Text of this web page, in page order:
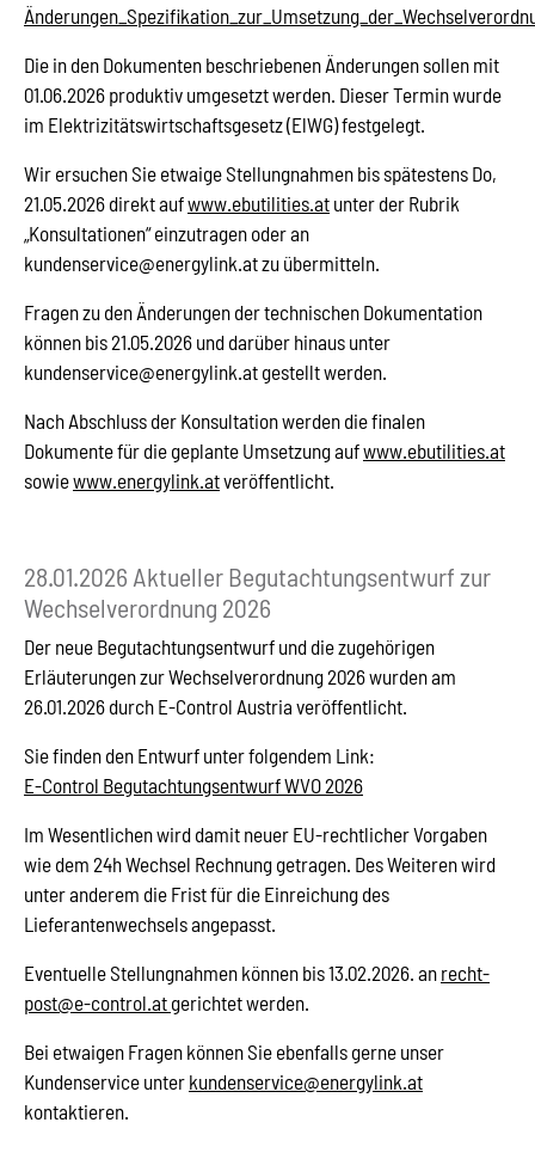
Die in den Dokumenten beschriebenen Änderungen sollen mit
01.06.2026 produktiv umgesetzt werden. Dieser Termin wurde
im Elektrizitätswirtschaftsgesetz (ElWG) festgelegt.
Wir ersuchen Sie etwaige Stellungnahmen bis spätestens Do,
21.05.2026 direkt aufwww.ebutilities.at unter der Rubrik
„Konsultationen“ einzutragen oder an
kundenservice@energylink.at zu übermitteln.
Fragen zu den Änderungen der technischen Dokumentation
können bis 21.05.2026 und darüber hinaus unter
kundenservice@energylink.at gestellt werden.
Nach Abschluss der Konsultation werden die finalen
Dokumente für die geplante Umsetzung aufwww.ebutilities.at
sowiewww.energylink.atveröffentlicht.
28.01.2026 Aktueller Begutachtungsentwurf zur
Wechselverordnung 2026
Der neue Begutachtungsentwurf und die zugehörigen
Erläuterungen zur Wechselverordnung 2026 wurden am
26.01.2026 durch E-Control Austria veröffentlicht.
Sie finden den Entwurf unter folgendem Link:
E-Control Begutachtungsentwurf WVO 2026
Im Wesentlichen wird damit neuer EU-rechtlicher Vorgaben
wie dem 24h Wechsel Rechnung getragen. Des Weiteren wird
unter anderem die Frist für die Einreichung des
Lieferantenwechsels angepasst.
Eventuelle Stellungnahmen können bis 13.02.2026. an recht-
post@e-control.at gerichtet werden.
Bei etwaigen Fragen können Sie ebenfalls gerne unser
Kundenservice unter kundenservice@energylink.at
kontaktieren.